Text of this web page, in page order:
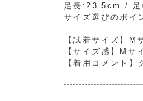
足長:23.5cm / 足
サイズ選びのポイ
【試着サイズ】M
【サイズ感】Mサ
【着用コメント